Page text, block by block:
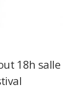
18h salle